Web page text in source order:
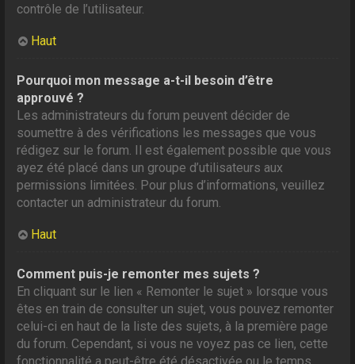
contrôle de l’utilisateur.
Haut
Pourquoi mon message a-t-il besoin d’être
approuvé ?
Les administrateurs du forum peuvent décider de
soumettre à des vérifications les messages que vous
rédigez sur le forum. Il est également possible que vous
ayez été placé dans un groupe d’utilisateurs aux
permissions limitées. Pour plus d’informations, veuillez
contacter un administrateur du forum.
Haut
Comment puis-je remonter mes sujets ?
En cliquant sur le lien « Remonter le sujet » lorsque vous
êtes en train de consulter un sujet, vous pouvez remonter
celui-ci en haut de la liste des sujets, à la première page
du forum. Cependant, si vous ne voyez pas ce lien, cette
fonctionnalité a peut-être été désactivée ou le temps